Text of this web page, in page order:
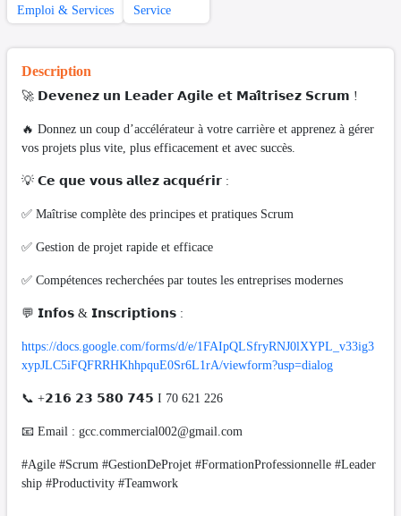
Emploi & Services Service
Description
🚀 𝗗𝗲𝘃𝗲𝗻𝗲𝘇 𝘂𝗻 𝗟𝗲𝗮𝗱𝗲𝗿 𝗔𝗴𝗶𝗹𝗲 𝗲𝘁 𝗠𝗮𝗶̂𝘁𝗿𝗶𝘀𝗲𝘇 𝗦𝗰𝗿𝘂𝗺 !
🔥 Donnez un coup d’accélérateur à votre carrière et apprenez à gérer
vos projets plus vite, plus efficacement et avec succès.
💡 𝗖𝗲 𝗾𝘂𝗲 𝘃𝗼𝘂𝘀 𝗮𝗹𝗹𝗲𝘇 𝗮𝗰𝗾𝘂𝗲́𝗿𝗶𝗿 :
✅ Maîtrise complète des principes et pratiques Scrum
✅ Gestion de projet rapide et efficace
✅ Compétences recherchées par toutes les entreprises modernes
💬 𝗜𝗻𝗳𝗼𝘀 & 𝗜𝗻𝘀𝗰𝗿𝗶𝗽𝘁𝗶𝗼𝗻𝘀 :
https://docs.google.com/forms/d/e/1FAIpQLSfryRNJ0lXYPL_v33ig3
xypJLC5iFQFRRHKhhpquE0Sr6L1rA/viewform?usp=dialog
📞 +𝟮𝟭𝟲 𝟮𝟯 𝟱𝟴𝟬 𝟳𝟰𝟱 I 70 621 226
📧 Email : gcc.commercial002@gmail.com
#Agile #Scrum #GestionDeProjet #FormationProfessionnelle #Leader
ship #Productivity #Teamwork